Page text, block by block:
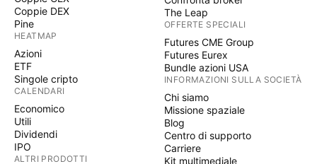
Coppie DEX
Pine
HEATMAP
Azioni
ETF
Singole cripto
CALENDARI
Economico
Utili
Dividendi
IPO
ALTRI PRODOTTI
The Leap
OFFERTE SPECIALI
Futures CME Group
Futures Eurex
Bundle azioni USA
INFORMAZIONI SULLA SOCIETÀ
Chi siamo
Missione spaziale
Blog
Centro di supporto
Carriere
Kit multimediale